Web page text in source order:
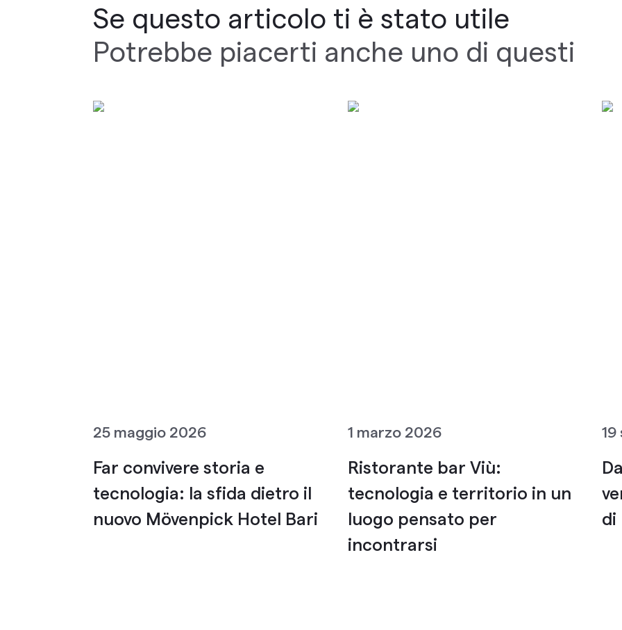
Se questo articolo ti è stato utile
Potrebbe piacerti anche uno di questi
25 maggio 2026
Far convivere storia e
tecnologia: la sfida dietro il
nuovo Mövenpick Hotel Bari
1 marzo 2026
Ristorante bar Viù:
tecnologia e territorio in un
luogo pensato per
incontrarsi
di